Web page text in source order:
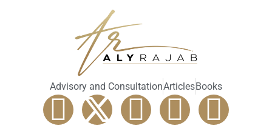
Advisory and ConsultationArticlesBooks